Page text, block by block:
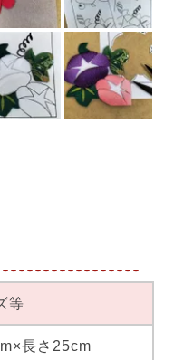
等
長さ25cm